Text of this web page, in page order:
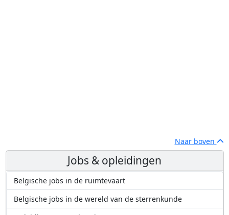
Naar boven
Jobs & opleidingen
Belgische jobs in de ruimtevaart
Belgische jobs in de wereld van de sterrenkunde